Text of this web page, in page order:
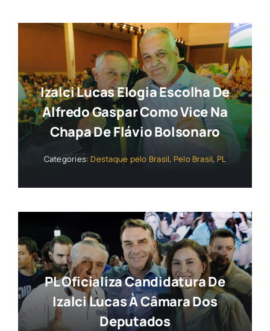
Izalci Lucas Elogia Escolha De
Alfredo Gaspar Como Vice Na
Chapa De Flávio Bolsonaro
Categories: Destaque pelo Brasil, Pelo Brasil, PL
PL Oficializa Candidatura De
Izalci Lucas À Câmara Dos
Deputados